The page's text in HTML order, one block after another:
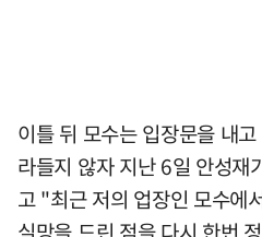
이틀 뒤 모수는 입장문을 내
라들지 않자 지난 6일 안성재
고 "최근 저의 업장인 모수에